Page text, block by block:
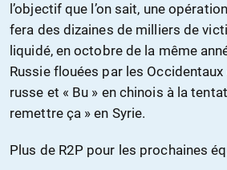
l’objectif que l’on sait, une
fera des dizaines de milliers de
liquidé, en octobre de la même
Russie flouées par les Occidentaux
russe et « Bu » en chinois à la
remettre ça » en Syrie.
Plus de R2P pour les prochaines